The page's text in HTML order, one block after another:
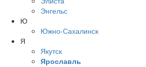
Энгельс
Ю
Южно-Сахалинск
Я
Якутск
Ярославль